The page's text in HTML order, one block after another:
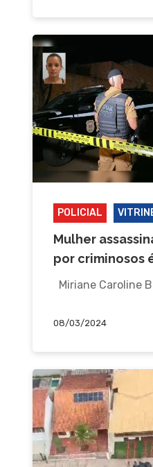
POLICIAL
Mulher
por criminosos
Miriane Caroline
08/03/2024